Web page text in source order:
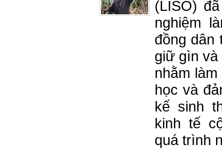
(LISO)
nghiệm
đồng dân
giữ gìn
nhằm
học và
kế sinh
kinh tế
quá trình